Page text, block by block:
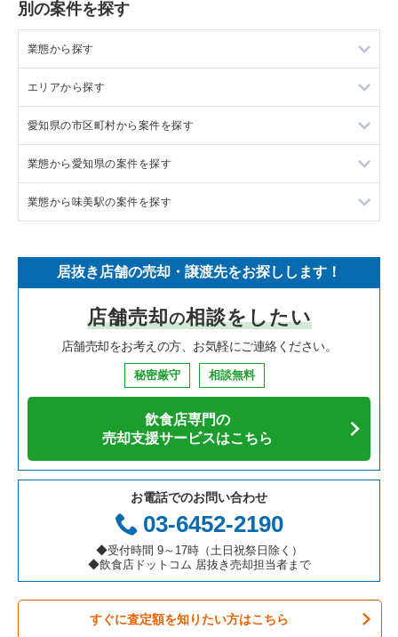
別の案件を探す
業態から探す
ラーメンの居抜き売却物件の案件一覧
フランス料理の居抜き売却物件の案件一覧
イタリア料理の居抜き売却物件の案件一覧
中華の居抜き売却物件の案件一覧
寿司の居抜き売却物件の案件一覧
焼肉の居抜き売却物件の案件一覧
鉄板焼き・お好み焼の居抜き売却物件の案件一覧
カフェの居抜き売却物件の案件一覧
テイクアウトの居抜き売却物件の案件一覧
お弁当・惣菜・デリの居抜き売却物件の案件一覧
カラオケ・パブ・スナックの居抜き売却物件の案件一覧
バーの居抜き売却物件の案件一覧
居酒屋・ダイニングバーの居抜き売却物件の案件一覧
エリアから探す
東京23区の飲食店の居抜き売却物件の案件一覧
東京都下の飲食店の居抜き売却物件の案件一覧
千葉県の飲食店の居抜き売却物件の案件一覧
神奈川県の飲食店の居抜き売却物件の案件一覧
大阪府の飲食店の居抜き売却物件の案件一覧
兵庫県の飲食店の居抜き売却物件の案件一覧
愛知県の飲食店の居抜き売却物件の案件一覧
岐阜県の飲食店の居抜き売却物件の案件一覧
三重県の飲食店の居抜き売却物件の案件一覧
愛知県の市区町村から案件を探す
岡崎市の飲食店の居抜き売却物件の案件一覧
半田市の飲食店の居抜き売却物件の案件一覧
名古屋市名東区の飲食店の居抜き売却物件の案件一覧
名古屋市東区の飲食店の居抜き売却物件の案件一覧
名古屋市西区の飲食店の居抜き売却物件の案件一覧
名古屋市中区の飲食店の居抜き売却物件の案件一覧
春日井市の飲食店の居抜き売却物件の案件一覧
名古屋市瑞穂区の飲食店の居抜き売却物件の案件一覧
名古屋市北区の飲食店の居抜き売却物件の案件一覧
名古屋市中川区の飲食店の居抜き売却物件の案件一覧
一宮市の飲食店の居抜き売却物件の案件一覧
業態から愛知県の案件を探す
愛知県のラーメンの居抜き売却物件の案件一覧
愛知県のイタリア料理の居抜き売却物件の案件一覧
愛知県の中華の居抜き売却物件の案件一覧
愛知県のそば・うどんの居抜き売却物件の案件一覧
愛知県の焼肉の居抜き売却物件の案件一覧
愛知県の鉄板焼き・お好み焼の居抜き売却物件の案件一覧
愛知県のアジア料理の居抜き売却物件の案件一覧
愛知県のカフェの居抜き売却物件の案件一覧
愛知県のテイクアウトの居抜き売却物件の案件一覧
愛知県のお弁当・惣菜・デリの居抜き売却物件の案件一覧
業態から味美駅の案件を探す
居抜き店舗の売却・譲渡先をお探しします！
店舗売却の相談をしたい
店舗売却をお考えの方、お気軽にご連絡ください。
秘密厳守 相談無料
飲食店専門の
売却支援サービスはこちら
お電話でのお問い合わせ
03-6452-2190
◆受付時間 9～17時（土日祝祭日除く）
◆飲食店ドットコム 居抜き売却担当者まで
すぐに査定額を知りたい方はこちら